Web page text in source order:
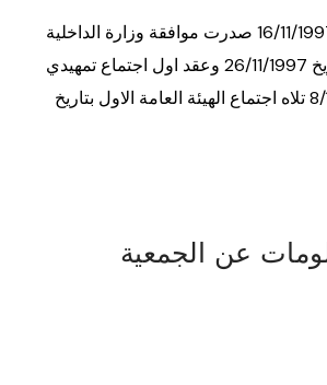
تأسست الجمعية بتاريخ 16/11/1997 صدرت موافقة وزارة الداخلية
الأردنية على تسجيلها بتاريخ 26/11/1997 وعقد اول اجتماع تمهيدي
للمؤسسين بتاريخ 8/1/1998 تلاه اجتماع الهيئة العامة الاول بتاريخ
عن الجمعية